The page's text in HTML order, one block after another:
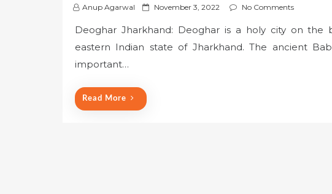
Anup Agarwal
P
s
t
November 3, 2022 No Comments
Deoghar Jharkhand: Deoghar is a holy city on the
eastern Indian state of Jharkhand. The ancient
important…
Read More